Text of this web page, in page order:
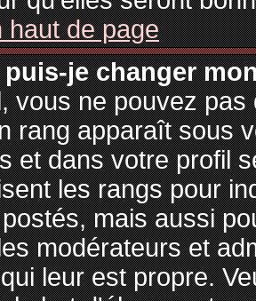
haut de page
je changer
vous ne pouvez
rang apparaît sous
et dans votre profil
les rangs pour
mais aussi
modérateurs et
leur est propre.